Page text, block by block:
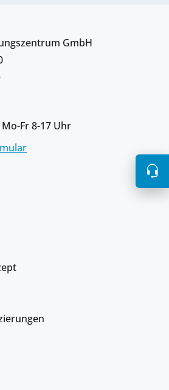
GmbH
Fr 8-17 Uhr